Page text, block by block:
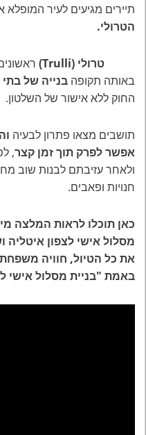
תיירים מגיעים לעיר
הטרולי.
טרולי (Trulli)
באותה תקופה בנייה של
החוק ללא אישור של השלטון.
תושבים מצאו פתרון לבעיה
אפשר לפרק תוך זמן קצר,
ולאחר עזיבתם לבנות שוב
חנויות ופאבים.
כאן תוכלו לראות המלצה
מסלול אישי לצפון
את כל הטיול, חוויה
באמת "בניית מסלול אישי